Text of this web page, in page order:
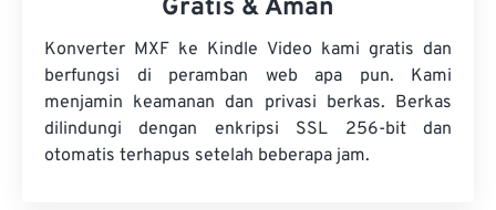
Gratis & Aman
Konverter MXF ke Kindle Video kami gratis dan
berfungsi di peramban web apa pun. Kami
menjamin keamanan dan privasi berkas. Berkas
dilindungi dengan enkripsi SSL 256-bit dan
otomatis terhapus setelah beberapa jam.